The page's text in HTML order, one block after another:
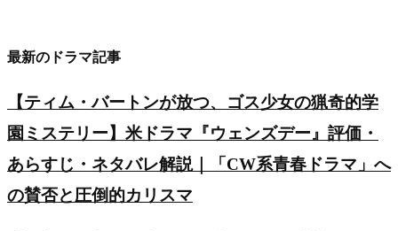
最新のドラマ記事
【ティム・バートンが放つ、ゴス少女の猟奇的学
園ミステリー】米ドラマ『ウェンズデー』評価・
あらすじ・ネタバレ解説｜「CW系青春ドラマ」へ
の賛否と圧倒的カリスマ